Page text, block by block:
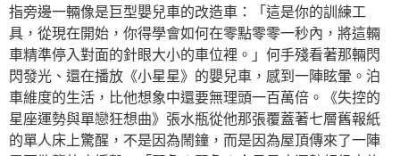
指旁邊一輛像是巨型嬰兒車的改造車：「這是你的訓練工
具，從現在開始，你得學會如何在零點零零一秒內，將這輛
車精準停入對面的針眼大小的車位裡。」何手殘看著那輛閃
閃發光、還在播放《小星星》的嬰兒車，感到一陣眩暈。泊
車維度的生活，比他想象中還要無理頭一百萬倍。《失控的
星座運勢與單戀狂想曲》張水瓶從他那張覆蓋著七層舊報紙
的單人床上驚醒，不是因為鬧鐘，而是因為屋頂傳來了一陣